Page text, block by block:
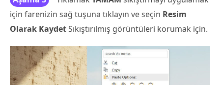
için farenizin sağ tuşuna tıklayın ve seçin Resim
Olarak KaydetSıkıştırılmış görüntüleri korumak için.